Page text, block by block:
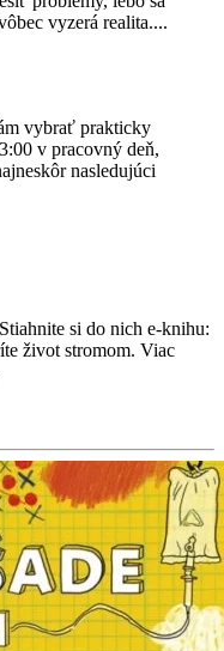
vyzerá realita....
vybrať prakticky
v pracovný deň,
nasledujúci
si do nich e-knihu:
život stromom. Viac